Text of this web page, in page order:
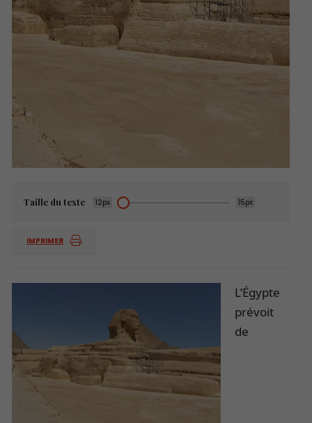
Taille du texte 12px 15px
IMPRIMER
L’Égypte
prévoit
de